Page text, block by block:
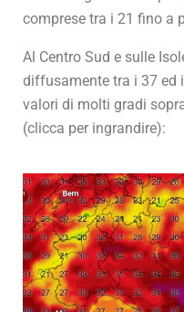
comprese tra i 21 fino a
Al Centro Sud e sulle
diffusamente tra i 37 ed
valori di molti gradi
(clicca per ingrandire):